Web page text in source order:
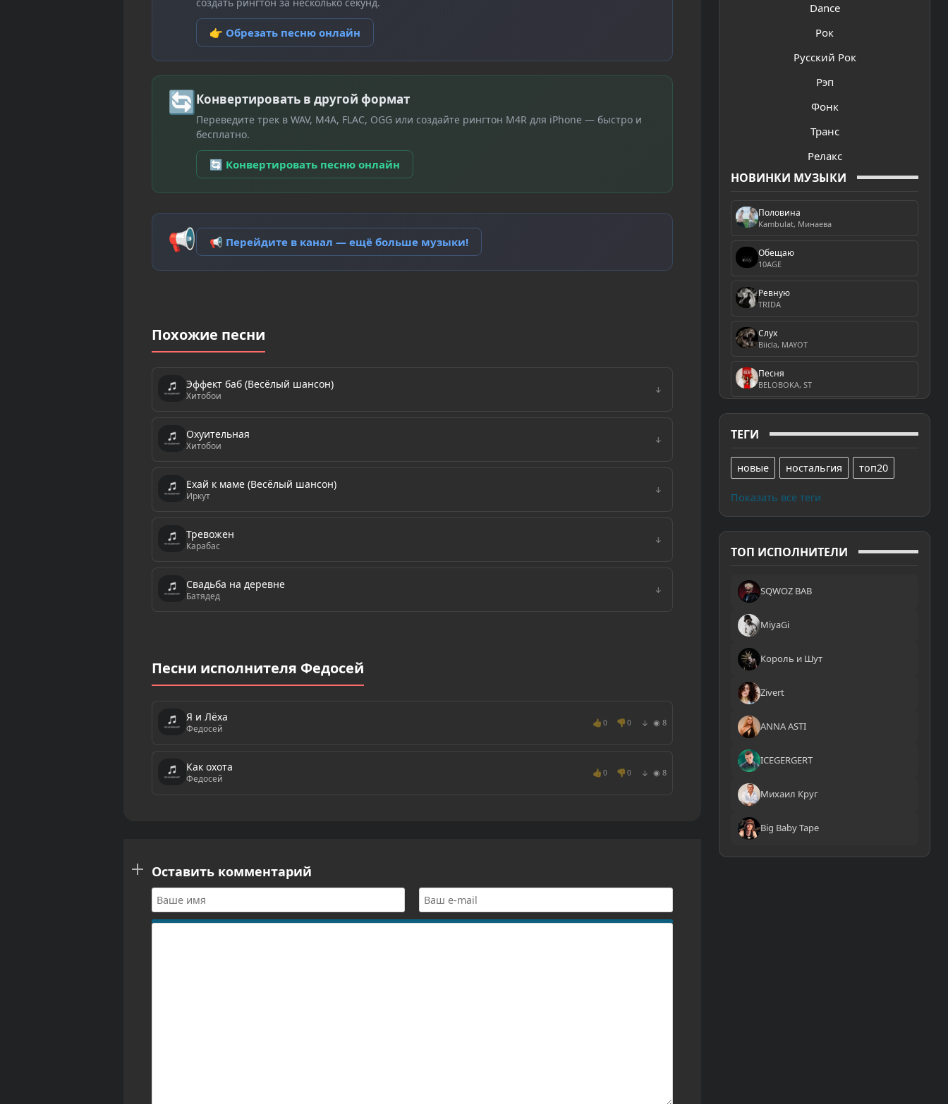
Dance
Рок
Русский Рок
Рэп
Фонк
Транс
Релакс
НОВИНКИ МУЗЫКИ
Половина
Kambulat, Минаева
Обещаю
10AGE
Ревную
TRIDA
Слух
Biicla, MAYOT
Песня
BELOBOKA, ST
ТЕГИ
новые ностальгия топ20
Показать все теги
ТОП ИСПОЛНИТЕЛИ
SQWOZ BAB
MiyaGi
Король и Шут
Zivert
ANNA ASTI
ICEGERGERT
Михаил Круг
Big Baby Tape
👉 Обрезать песню онлайн
🔄Конвертировать в другой формат
Переведите трек в WAV, M4A, FLAC, OGG или создайте рингтон M4R для iPhone — быстро и
бесплатно.
🔄 Конвертировать песню онлайн
📢 📢 Перейдите в канал — ещё больше музыки!
Похожие песни
Эффект баб (Весёлый шансон)
Хитобои ↓
Охуительная
Хитобои ↓
Ехай к маме (Весёлый шансон)
Иркут ↓
Тревожен
Карабас ↓
Свадьба на деревне
Батядед ↓
Песни исполнителя Федосей
Я и Лёха
Федосей
👍 0 👎 0 ↓ ◉ 8
Как охота
Федосей
👍 0 👎 0 ↓ ◉ 8
Оставить комментарий